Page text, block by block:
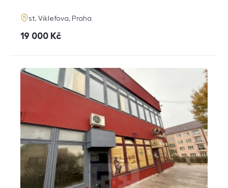
adresa
st. Viklefova, Praha
cena
19 000 Kč